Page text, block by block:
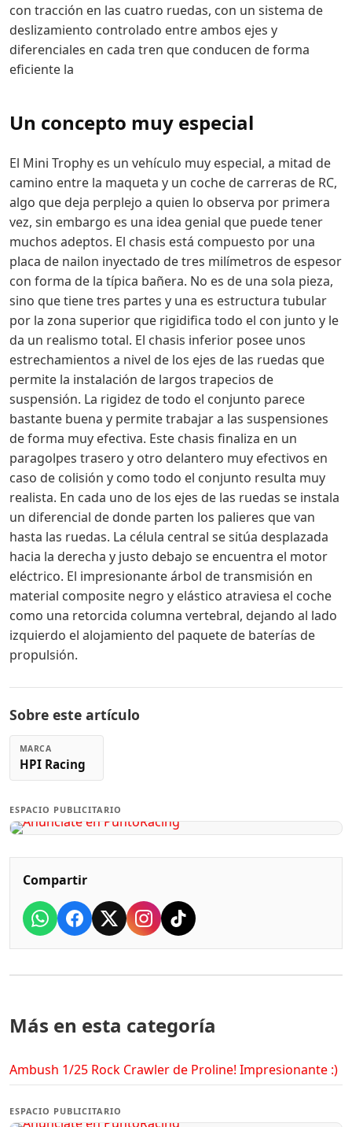
con tracción en las cuatro ruedas, con un sistema de
deslizamiento controlado entre ambos ejes y
diferenciales en cada tren que conducen de forma
eficiente la
Un concepto muy especial
El Mini Trophy es un vehículo muy especial, a mitad de
camino entre la maqueta y un coche de carreras de RC,
algo que deja perplejo a quien lo observa por primera
vez, sin embargo es una idea genial que puede tener
muchos adeptos. El chasis está compuesto por una
placa de nailon inyectado de tres milímetros de espesor
con forma de la típica bañera. No es de una sola pieza,
sino que tiene tres partes y una es estructura tubular
por la zona superior que rigidifica todo el con junto y le
da un realismo total. El chasis inferior posee unos
estrechamientos a nivel de los ejes de las ruedas que
permite la instalación de largos trapecios de
suspensión. La rigidez de todo el conjunto parece
bastante buena y permite trabajar a las suspensiones
de forma muy efectiva. Este chasis finaliza en un
paragolpes trasero y otro delantero muy efectivos en
caso de colisión y como todo el conjunto resulta muy
realista. En cada uno de los ejes de las ruedas se instala
un diferencial de donde parten los palieres que van
hasta las ruedas. La célula central se sitúa desplazada
hacia la derecha y justo debajo se encuentra el motor
eléctrico. El impresionante árbol de transmisión en
material composite negro y elástico atraviesa el coche
como una retorcida columna vertebral, dejando al lado
izquierdo el alojamiento del paquete de baterías de
propulsión.
Sobre este artículo
MARCA
HPI Racing
ESPACIO PUBLICITARIO
Compartir
Más en esta categoría
Ambush 1/25 Rock Crawler de Proline! Impresionante :)
ESPACIO PUBLICITARIO